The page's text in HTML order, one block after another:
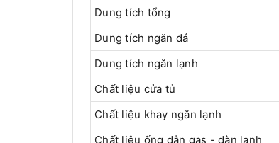
Dung tích tổng
Dung tích ngăn đá
Dung tích ngăn lạnh
Chất liệu cửa tủ
Chất liệu khay ngăn lạnh
Chất liệu ống dẫn gas - dàn lạnh